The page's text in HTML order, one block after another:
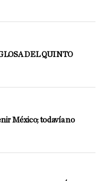
DEL QUINTO
México; todavía no